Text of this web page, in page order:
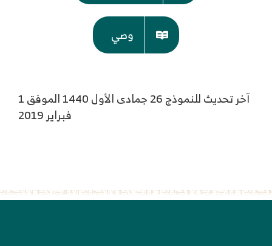
وصي
آخر تحديث للنموذج 26 جمادى الأول 1440 الموفق 1
فبراير 2019